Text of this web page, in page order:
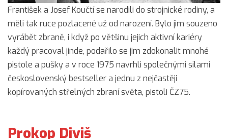
František a Josef Koučtí se narodili do strojnické rodiny, a
měli tak ruce pozlacené už od narození. Bylo jim souzeno
vyrábět zbraně, i když po většinu jejich aktivní kariéry
každý pracoval jinde, podařilo se jim zdokonalit mnohé
pistole a pušky a v roce 1975 navrhli společnými silami
československý bestseller a jednu z nejčastěji
kopírovaných střelných zbraní světa, pistoli ČZ75.
Prokop Diviš